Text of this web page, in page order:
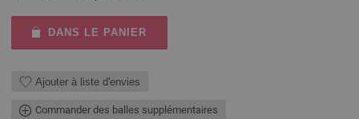
DANS LE PANIER
Ajouter à liste d'envies
Commander des balles supplémentaires